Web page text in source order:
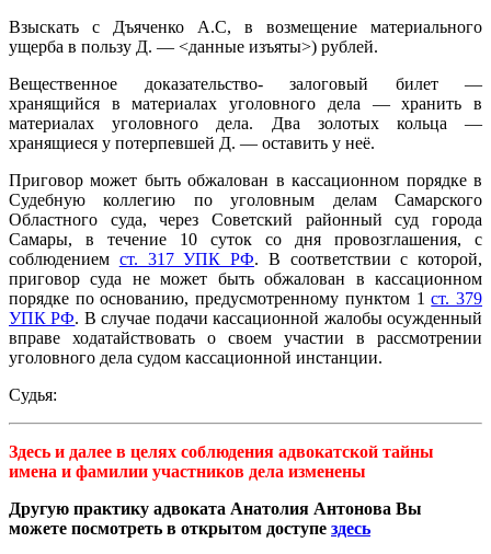
Взыскать с Дъяченко А.С, в возмещение материального
ущерба в пользу Д. — <данные изъяты>) рублей.
Вещественное доказательство- залоговый билет —
хранящийся в материалах уголовного дела — хранить в
материалах уголовного дела. Два золотых кольца —
хранящиеся у потерпевшей Д. — оставить у неё.
Приговор может быть обжалован в кассационном порядке в
Судебную коллегию по уголовным делам Самарского
Областного суда, через Советский районный суд города
Самары, в течение 10 суток со дня провозглашения, с
соблюдением ст. 317 УПК РФ. В соответствии с которой,
приговор суда не может быть обжалован в кассационном
порядке по основанию, предусмотренному пунктом 1ст. 379
УПК РФ. В случае подачи кассационной жалобы осужденный
вправе ходатайствовать о своем участии в рассмотрении
уголовного дела судом кассационной инстанции.
Судья:
Здесь и далее в целях соблюдения адвокатской тайны
имена и фамилии участников дела изменены
Другую практику адвоката Анатолия Антонова Вы
можете посмотреть в открытом доступе здесь